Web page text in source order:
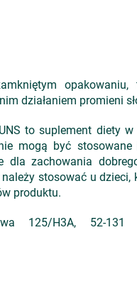
działaniem promieni
to suplement diety
mogą być stosowane
dla zachowania
stosować u
produktu.
125/H3A, 52-131